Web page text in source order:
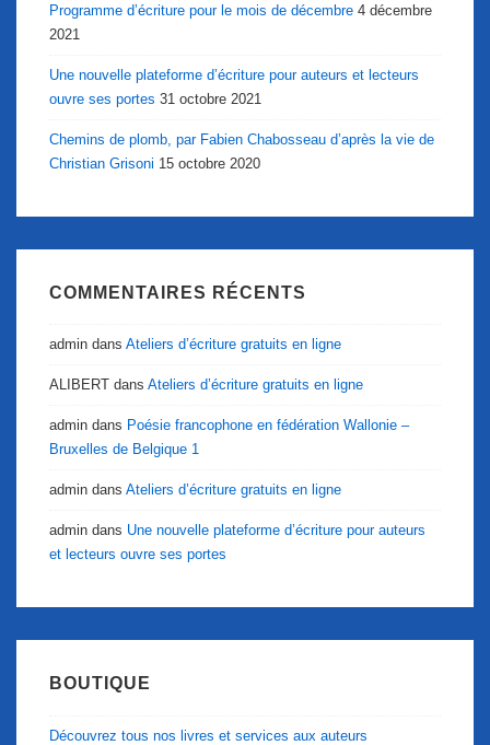
Programme d’écriture pour le mois de décembre 4 décembre
2021
Une nouvelle plateforme d’écriture pour auteurs et lecteurs
ouvre ses portes 31 octobre 2021
Chemins de plomb, par Fabien Chabosseau d’après la vie de
Christian Grisoni 15 octobre 2020
COMMENTAIRES RÉCENTS
admin dans Ateliers d’écriture gratuits en ligne
ALIBERT dans Ateliers d’écriture gratuits en ligne
admin dans Poésie francophone en fédération Wallonie –
Bruxelles de Belgique 1
admin dans Ateliers d’écriture gratuits en ligne
admin dans Une nouvelle plateforme d’écriture pour auteurs
et lecteurs ouvre ses portes
BOUTIQUE
Découvrez tous nos livres et services aux auteurs